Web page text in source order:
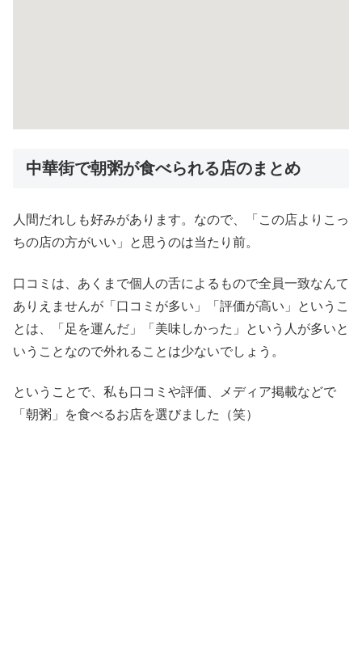
中華街で朝粥が食べられる店のまとめ
人間だれしも好みがあります。なので、「この店よりこっ
ちの店の方がいい」と思うのは当たり前。
口コミは、あくまで個人の舌によるもので全員一致なんて
ありえませんが「口コミが多い」「評価が高い」というこ
とは、「足を運んだ」「美味しかった」という人が多いと
いうことなので外れることは少ないでしょう。
ということで、私も口コミや評価、メディア掲載などで
「朝粥」を食べるお店を選びました（笑）